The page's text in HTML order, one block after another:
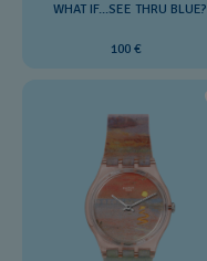
WHAT IF...SEE THRU BLUE?
100 €